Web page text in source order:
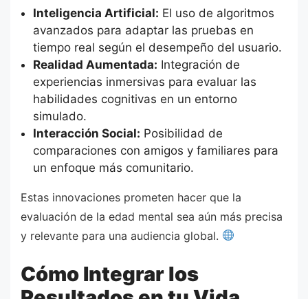
Inteligencia Artificial: El uso de algoritmos
avanzados para adaptar las pruebas en
tiempo real según el desempeño del usuario.
Realidad Aumentada: Integración de
experiencias inmersivas para evaluar las
habilidades cognitivas en un entorno
simulado.
Interacción Social: Posibilidad de
comparaciones con amigos y familiares para
un enfoque más comunitario.
Estas innovaciones prometen hacer que la
evaluación de la edad mental sea aún más precisa
y relevante para una audiencia global.
Cómo Integrar los